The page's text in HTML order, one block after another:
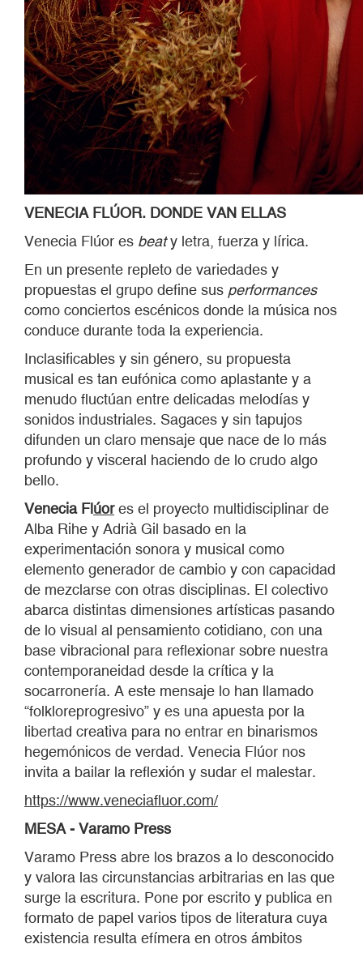
VENECIA FLÚOR. DONDE VAN ELLAS
Venecia Flúor es beaty letra, fuerza y lírica.
En un presente repleto de variedades y
propuestas el grupo define sus performances
como conciertos escénicos donde la música nos
conduce durante toda la experiencia.
Inclasificables y sin género, su propuesta
musical es tan eufónica como aplastante y a
menudo fluctúan entre delicadas melodías y
sonidos industriales. Sagaces y sin tapujos
difunden un claro mensaje que nace de lo más
profundo y visceral haciendo de lo crudo algo
bello.
Venecia Flúores el proyecto multidisciplinar de
Alba Rihe y Adrià Gil basado en la
experimentación sonora y musical como
elemento generador de cambio y con capacidad
de mezclarse con otras disciplinas. El colectivo
abarca distintas dimensiones artísticas pasando
de lo visual al pensamiento cotidiano, con una
base vibracional para reflexionar sobre nuestra
contemporaneidad desde la crítica y la
socarronería. A este mensaje lo han llamado
“folkloreprogresivo” y es una apuesta por la
libertad creativa para no entrar en binarismos
hegemónicos de verdad. Venecia Flúor nos
invita a bailar la reflexión y sudar el malestar.
https://www.veneciafluor.com/
MESA - Varamo Press
Varamo Press abre los brazos a lo desconocido
y valora las circunstancias arbitrarias en las que
surge la escritura. Pone por escrito y publica en
formato de papel varios tipos de literatura cuya
existencia resulta efímera en otros ámbitos